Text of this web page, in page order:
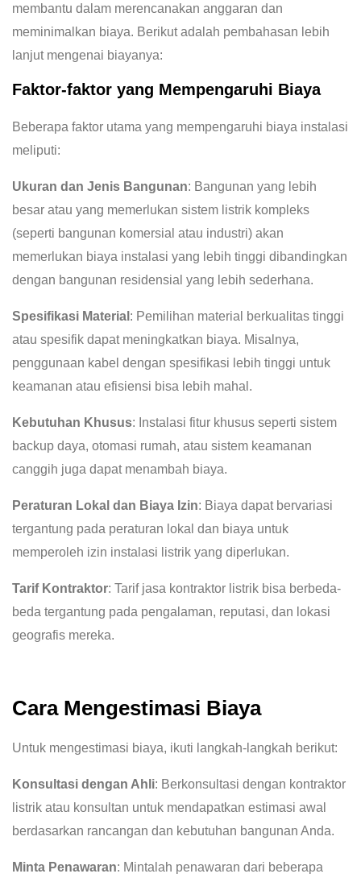
membantu dalam merencanakan anggaran dan
meminimalkan biaya. Berikut adalah pembahasan lebih
lanjut mengenai biayanya:
Faktor-faktor yang Mempengaruhi Biaya
Beberapa faktor utama yang mempengaruhi biaya instalasi
meliputi:
Ukuran dan Jenis Bangunan: Bangunan yang lebih
besar atau yang memerlukan sistem listrik kompleks
(seperti bangunan komersial atau industri) akan
memerlukan biaya instalasi yang lebih tinggi dibandingkan
dengan bangunan residensial yang lebih sederhana.
Spesifikasi Material : Pemilihan material berkualitas tinggi
atau spesifik dapat meningkatkan biaya. Misalnya,
penggunaan kabel dengan spesifikasi lebih tinggi untuk
keamanan atau efisiensi bisa lebih mahal.
Kebutuhan Khusus: Instalasi fitur khusus seperti sistem
backup daya, otomasi rumah, atau sistem keamanan
canggih juga dapat menambah biaya.
Peraturan Lokal dan Biaya Izin: Biaya dapat bervariasi
tergantung pada peraturan lokal dan biaya untuk
memperoleh izin instalasi listrik yang diperlukan.
Tarif Kontraktor: Tarif jasa kontraktor listrik bisa berbeda-
beda tergantung pada pengalaman, reputasi, dan lokasi
geografis mereka.
Cara Mengestimasi Biaya
Untuk mengestimasi biaya, ikuti langkah-langkah berikut:
Konsultasi dengan Ahli: Berkonsultasi dengan kontraktor
listrik atau konsultan untuk mendapatkan estimasi awal
berdasarkan rancangan dan kebutuhan bangunan Anda.
Minta Penawaran: Mintalah penawaran dari beberapa